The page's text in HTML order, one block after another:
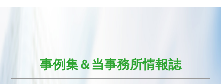
事例集＆当事務所情報誌